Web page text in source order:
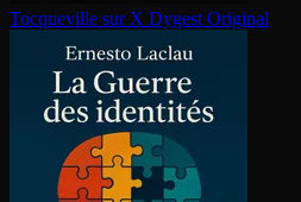
Tocqueville sur X Dygest Original